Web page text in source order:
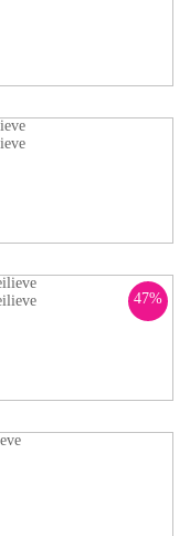
47%